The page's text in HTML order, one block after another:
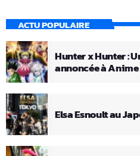
ACTU POPULAIRE
Hunter x Hunter :
annoncée à
Elsa Esnoult au